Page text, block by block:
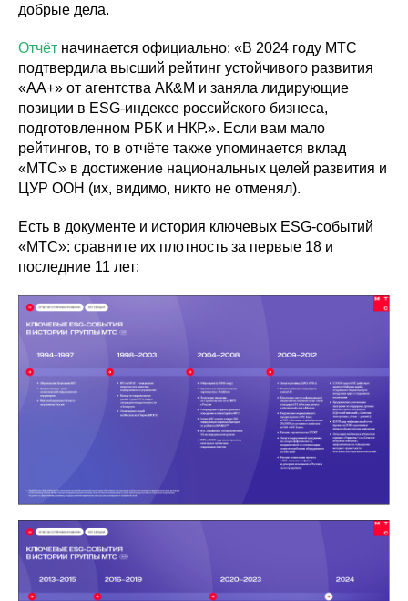
добрые дела.
Отчёт начинается официально: «В 2024 году МТС
подтвердила высший рейтинг устойчивого развития
«АА+» от агентства АК&М и заняла лидирующие
позиции в ESG-индексе российского бизнеса,
подготовленном РБК и НКР.». Если вам мало
рейтингов, то в отчёте также упоминается вклад
«МТС» в достижение национальных целей развития и
ЦУР ООН (их, видимо, никто не отменял).
Есть в документе и история ключевых ESG-событий
«МТС»: сравните их плотность за первые 18 и
последние 11 лет: